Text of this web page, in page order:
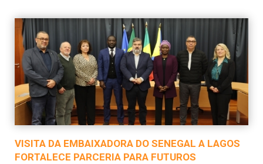
VISITA DA EMBAIXADORA DO SENEGAL A LAGOS
FORTALECE PARCERIA PARA FUTUROS